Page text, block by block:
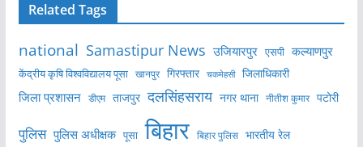
Related Tags
national Samastipur News उजियारपुर एसपी कल्याणपुर
केंद्रीय कृषि विश्वविद्यालय पूसा खानपुर गिरफ्तार चकमेहसी जिलाधिकारी
जिला प्रशासन डीएम ताजपुर दलसिंहसराय नगर थाना नीतीश कुमार पटोरी
पुलिस पुलिस अधीक्षक पूसा बिहार बिहार पुलिस भारतीय रेल